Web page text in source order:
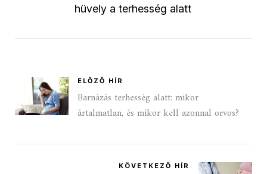
hüvely a terhesség alatt
ELŐZŐ HÍR
Barnázás terhesség alatt: mikor
ártalmatlan, és mikor kell azonnal orvos?
KÖVETKEZŐ HÍR